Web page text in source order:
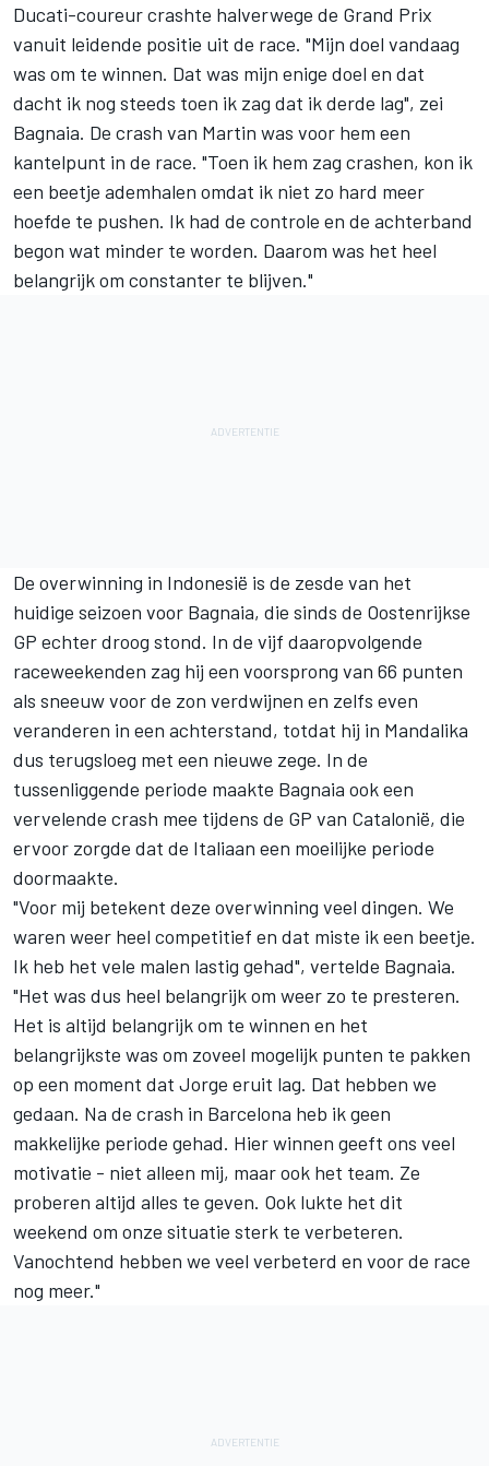
Ducati-coureur crashte halverwege de Grand Prix
vanuit leidende positie uit de race. "Mijn doel vandaag
was om te winnen. Dat was mijn enige doel en dat
dacht ik nog steeds toen ik zag dat ik derde lag", zei
Bagnaia. De crash van Martin was voor hem een
kantelpunt in de race. "Toen ik hem zag crashen, kon ik
een beetje ademhalen omdat ik niet zo hard meer
hoefde te pushen. Ik had de controle en de achterband
begon wat minder te worden. Daarom was het heel
belangrijk om constanter te blijven."
De overwinning in Indonesië is de zesde van het
huidige seizoen voor Bagnaia, die sinds de Oostenrijkse
GP echter droog stond. In de vijf daaropvolgende
raceweekenden zag hij een voorsprong van 66 punten
als sneeuw voor de zon verdwijnen en zelfs even
veranderen in een achterstand, totdat hij in Mandalika
dus terugsloeg met een nieuwe zege. In de
tussenliggende periode maakte Bagnaia ook een
vervelende crash mee tijdens de GP van Catalonië, die
ervoor zorgde dat de Italiaan een moeilijke periode
doormaakte.
"Voor mij betekent deze overwinning veel dingen. We
waren weer heel competitief en dat miste ik een beetje.
Ik heb het vele malen lastig gehad", vertelde Bagnaia.
"Het was dus heel belangrijk om weer zo te presteren.
Het is altijd belangrijk om te winnen en het
belangrijkste was om zoveel mogelijk punten te pakken
op een moment dat Jorge eruit lag. Dat hebben we
gedaan. Na de crash in Barcelona heb ik geen
makkelijke periode gehad. Hier winnen geeft ons veel
motivatie - niet alleen mij, maar ook het team. Ze
proberen altijd alles te geven. Ook lukte het dit
weekend om onze situatie sterk te verbeteren.
Vanochtend hebben we veel verbeterd en voor de race
nog meer."